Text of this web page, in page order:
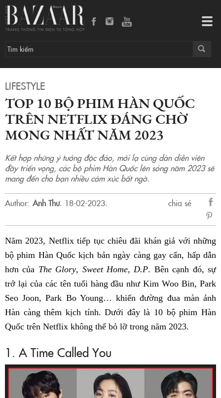
LIFESTYLE
TOP 10 BỘ PHIM HÀN QUỐC
TRÊN NETFLIX ĐÁNG CHỜ
MONG NHẤT NĂM 2023
Kết hợp những ý tưởng độc đáo, mới lạ cùng dàn diễn viên
đầy triển vọng, các bộ phim Hàn Quốc lên sóng năm 2023 sẽ
mang đến cho bạn nhiều cảm xúc bất ngờ.
Author: Anh Thư. 18-02-2023.
chia sẻ
sẻ
Năm 2023, Netflix tiếp tục chiêu đãi khán giả với những
bộ phim Hàn Quốc kịch bản ngày càng gay cấn, hấp dẫn
hơn của The Glory, Sweet Home, D.P. Bên cạnh đó, sự
trở lại của các tên tuổi hàng đầu như Kim Woo Bin, Park
Seo Joon, Park Bo Young… khiến đường đua màn ảnh
Hàn càng thêm kịch tính. Dưới đây là 10 bộ phim Hàn
Quốc trên Netflix không thể bỏ lỡ trong năm 2023.
1. A Time Called You